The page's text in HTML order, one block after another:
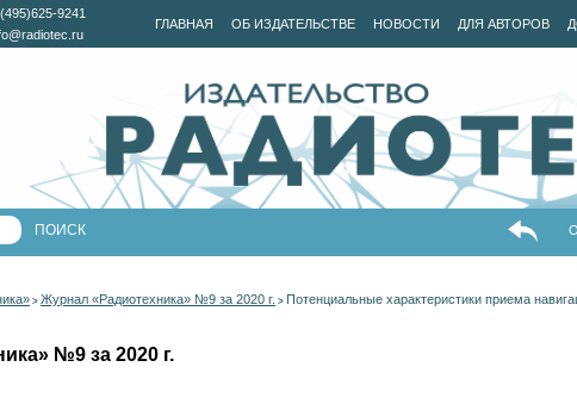
ГЛАВНАЯ ОБ ИЗДАТЕЛЬСТВЕ НОВОСТИ ДЛЯ АВТОРОВ
9241
> Журнал «Радиотехника» №9 за 2020 г. > Потенциальные характеристики приема
№9 за 2020 г.